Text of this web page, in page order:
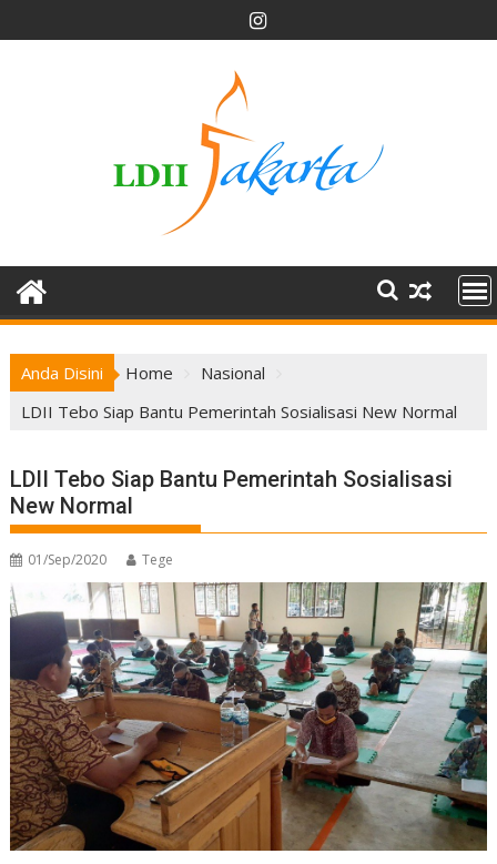
to
Anda Disini Home
Nasional
LDII Tebo Siap Bantu Pemerintah Sosialisasi New Normal
LDII Tebo Siap Bantu Pemerintah Sosialisasi
New Normal
01/Sep/2020 Tege